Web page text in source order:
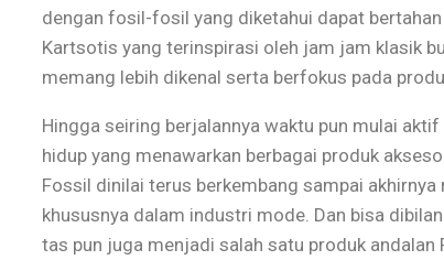
dengan fosil-fosil yang diketahui dapat
Kartsotis yang terinspirasi oleh jam jam klasik
memang lebih dikenal serta berfokus pada
Hingga seiring berjalannya waktu pun mulai
hidup yang menawarkan berbagai produk
Fossil dinilai terus berkembang sampai
khususnya dalam industri mode. Dan bisa
tas pun juga menjadi salah satu produk